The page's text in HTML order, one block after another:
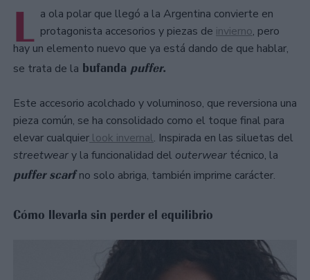
L a ola polar que llegó a la Argentina convierte en
protagonista accesorios y piezas de invierno, pero
hay un elemento nuevo que ya está dando de que hablar,
se trata de la bufanda puffer.
Este accesorio acolchado y voluminoso, que reversiona una
pieza común, se ha consolidado como el toque final para
elevar cualquier look invernal. Inspirada en las siluetas del
streetweary la funcionalidad del outerwear técnico, la
puffer scarfno solo abriga, también imprime carácter.
Cómo llevarla sin perder el equilibrio